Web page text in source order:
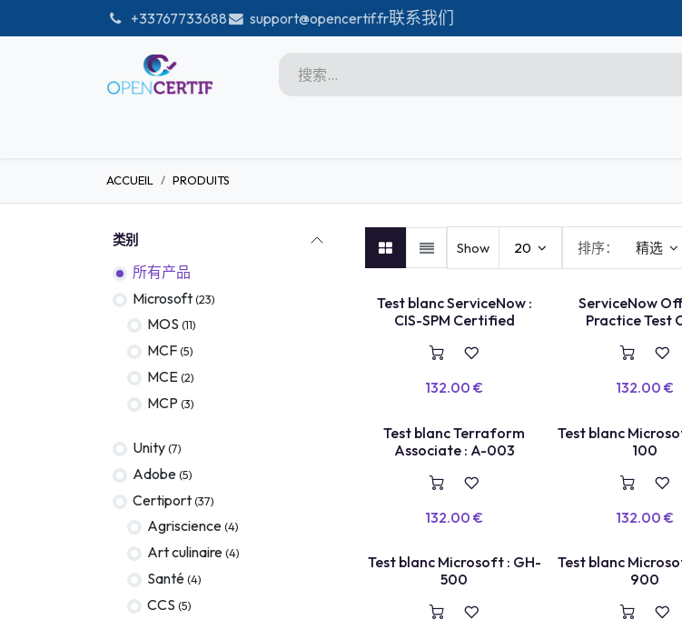
+33767733688 support@opencertif.fr联系我们
Microsoft
servicenow
Apple
Microsoft Excel Expert
Création d'entreprise
Création de Site
Webmarketing & Réseaux
Intelligence Artificielle
ACCUEIL PRODUITS
类别
所有产品
Microsoft (23)
MOS (11)
MCF (5)
MCE (2)
MCP (3)
Unity (7)
Adobe (5)
Certiport (37)
Agriscience (4)
Art culinaire (4)
Santé (4)
CCS (5)
排序： 精选
Show 20
Test blanc ServiceNow :
CIS-SPM Certified
132.00 €
ServiceNow
Practice Test
132.00 €
Test blanc Terraform
Associate : A-003
132.00 €
Test blanc
100
132.00 €
Test blanc Microsoft : GH-
500
Test blanc
900